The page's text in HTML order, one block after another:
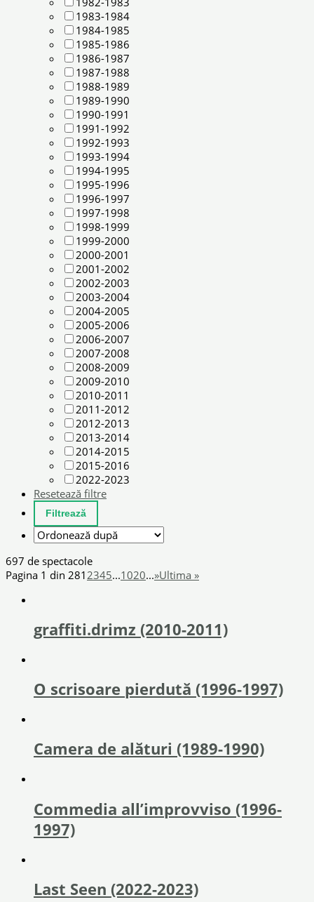
1983-1984
1984-1985
1985-1986
1986-1987
1987-1988
1988-1989
1989-1990
1990-1991
1991-1992
1992-1993
1993-1994
1994-1995
1995-1996
1996-1997
1997-1998
1998-1999
1999-2000
2000-2001
2001-2002
2002-2003
2003-2004
2004-2005
2005-2006
2006-2007
2007-2008
2008-2009
2009-2010
2010-2011
2011-2012
2012-2013
2013-2014
2014-2015
2015-2016
2022-2023
Resetează filtre
697 de spectacole
Pagina 1 din 281 2345...1020...»Ultima »
graffiti.drimz (2010-2011)
O scrisoare pierdută (1996-1997)
Camera de alături (1989-1990)
Commedia all’improvviso (1996-
1997)
Last Seen (2022-2023)